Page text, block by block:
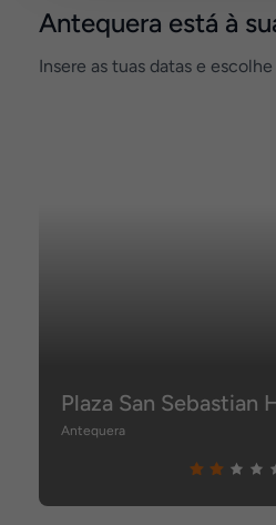
Antequera está à
Insere as tuas datas e
Plaza San Sebastian
Antequera